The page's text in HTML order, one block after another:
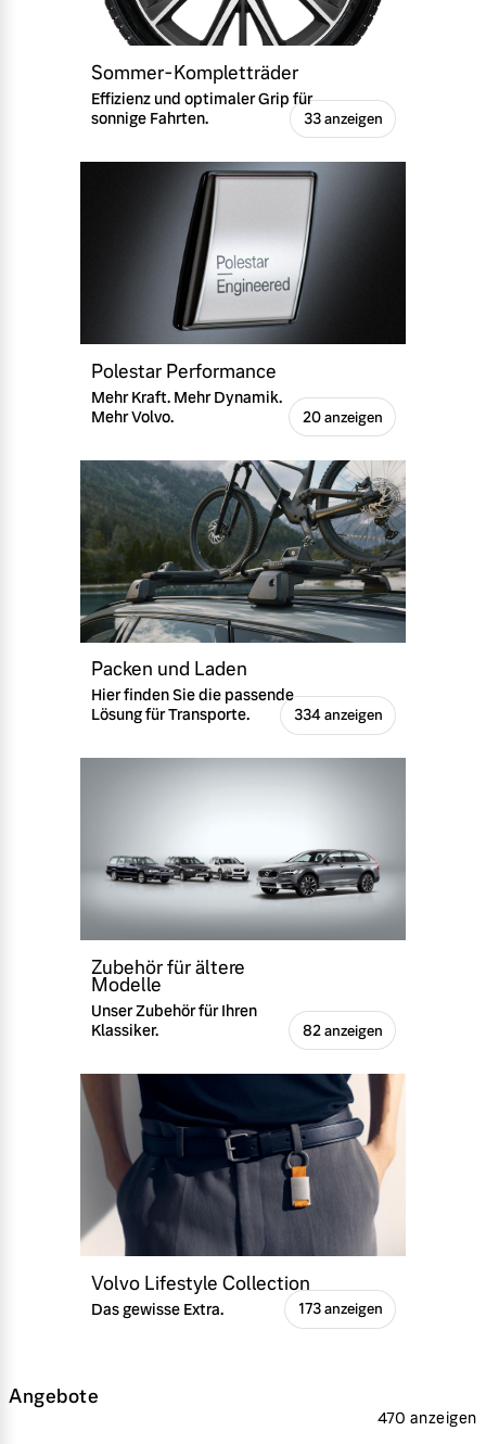
Sommer-Kompletträder
Effizienz und optimaler Grip für
sonnige Fahrten.
33 anzeigen
Polestar Performance
Mehr Kraft. Mehr Dynamik.
Mehr Volvo.
20 anzeigen
Packen und Laden
Hier finden Sie die passende
Lösung für Transporte.
334 anzeigen
Zubehör für ältere
Modelle
Unser Zubehör für Ihren
Klassiker.
82 anzeigen
Volvo Lifestyle Collection
Das gewisse Extra. 173 anzeigen
Angebote
470 anzeigen